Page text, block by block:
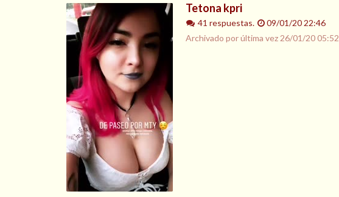
Tetona kpri
41 respuestas.
09/01/20 22:46
Archivado por última vez 26/01/20 05:52